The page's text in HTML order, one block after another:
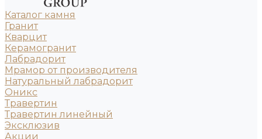
Каталог камня
Гранит
Кварцит
Керамогранит
Лабрадорит
Мрамор от производителя
Натуральный лабрадорит
Оникс
Травертин
Травертин линейный
Эксклюзив
Акции